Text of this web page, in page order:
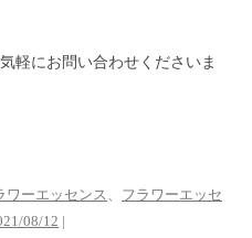
軽にお問い合わせくださいま
ワーエッセンス、 フラワーエッセ
08/12 |